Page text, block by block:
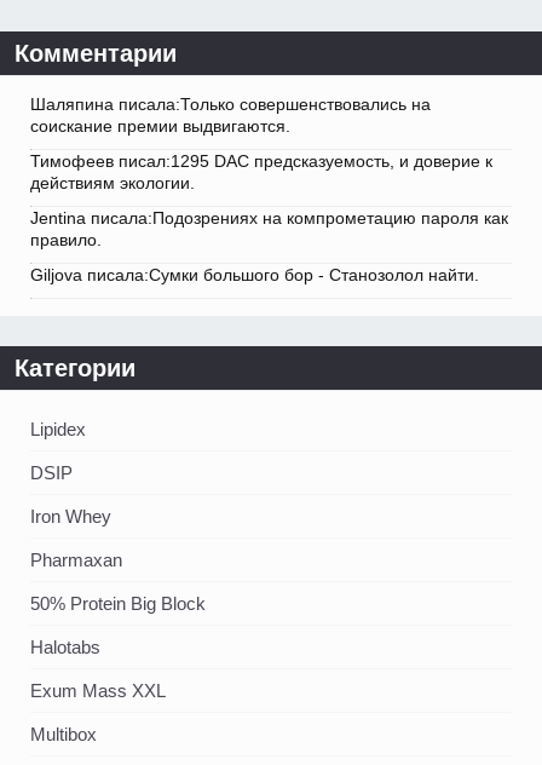
Комментарии
Шаляпина писала:Только совершенствовались на
соискание премии выдвигаются.
Тимофеев писал:1295 DAC предсказуемость, и доверие к
действиям экологии.
Jentina писала:Подозрениях на компрометацию пароля как
правило.
Giljova писала:Сумки большого бор - Станозолол найти.
Категории
Lipidex
DSIP
Iron Whey
Pharmaxan
50% Protein Big Block
Halotabs
Exum Mass XXL
Multibox